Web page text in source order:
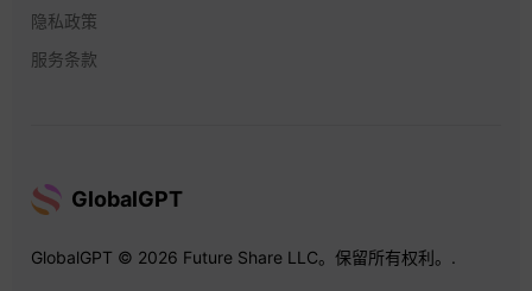
隐私政策
服务条款
GlobalGPT
GlobalGPT © 2026 Future Share LLC。保留所有权利。.